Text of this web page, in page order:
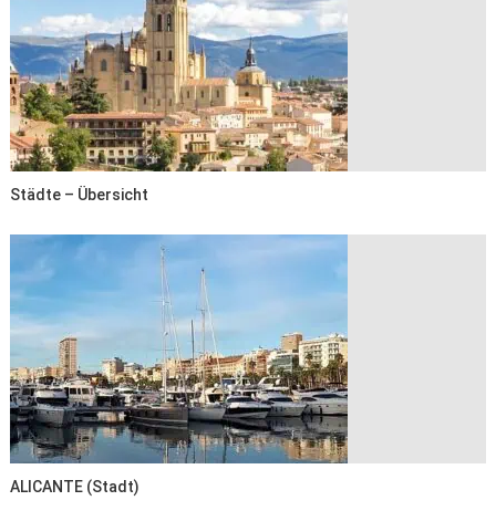
Städte – Übersicht
ALICANTE (Stadt)